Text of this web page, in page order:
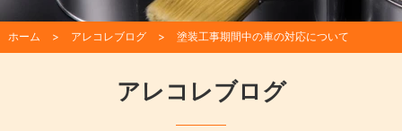
ホーム アレコレブログ 塗装工事期間中の車の対応について
アレコレブログ